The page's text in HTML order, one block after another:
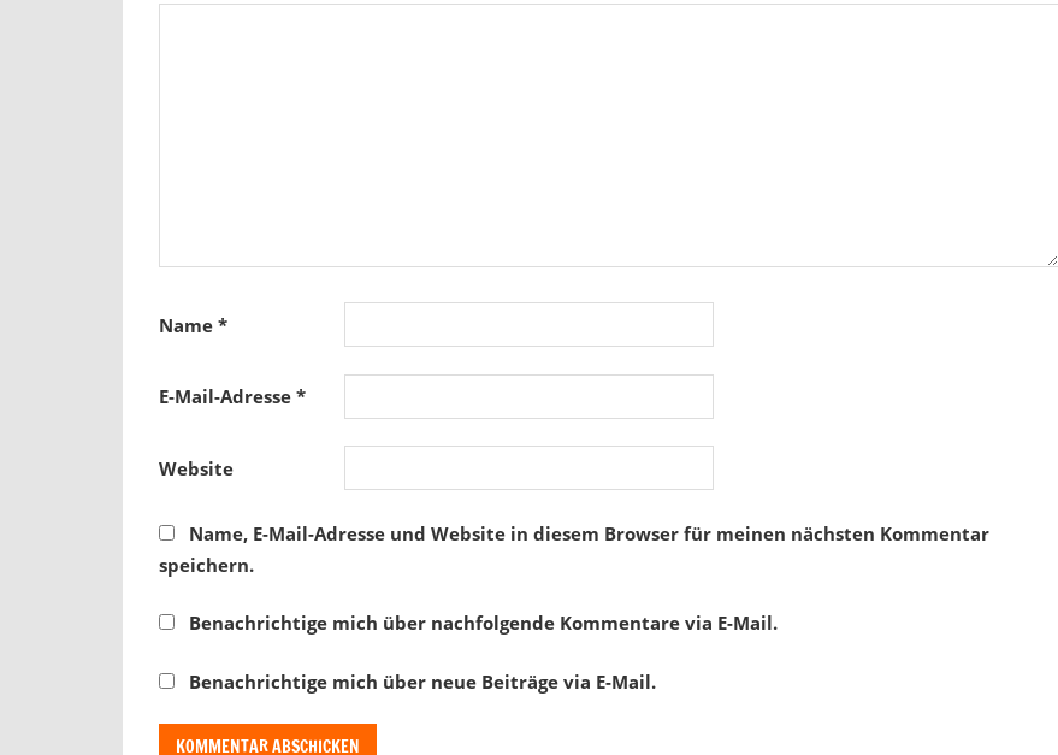
Name *
E-Mail-Adresse *
Website
Name, E-Mail-Adresse und Website in diesem Browser für meinen nächsten Kommentar
speichern.
Benachrichtige mich über nachfolgende Kommentare via E-Mail.
Benachrichtige mich über neue Beiträge via E-Mail.